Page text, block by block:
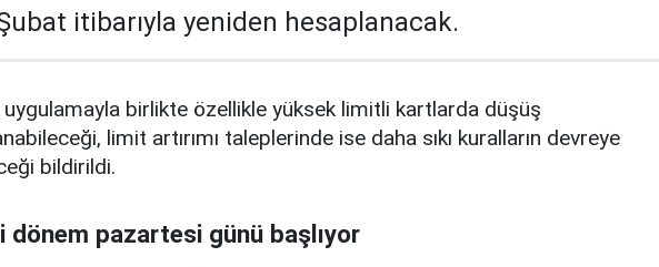
itibarıyla yeniden hesaplanacak.
uygulamayla birlikte özellikle yüksek limitli kartlarda düşüş
limit artırımı taleplerinde ise daha sıkı kuralların devreye
bildirildi.
dönem pazartesi günü başlıyor